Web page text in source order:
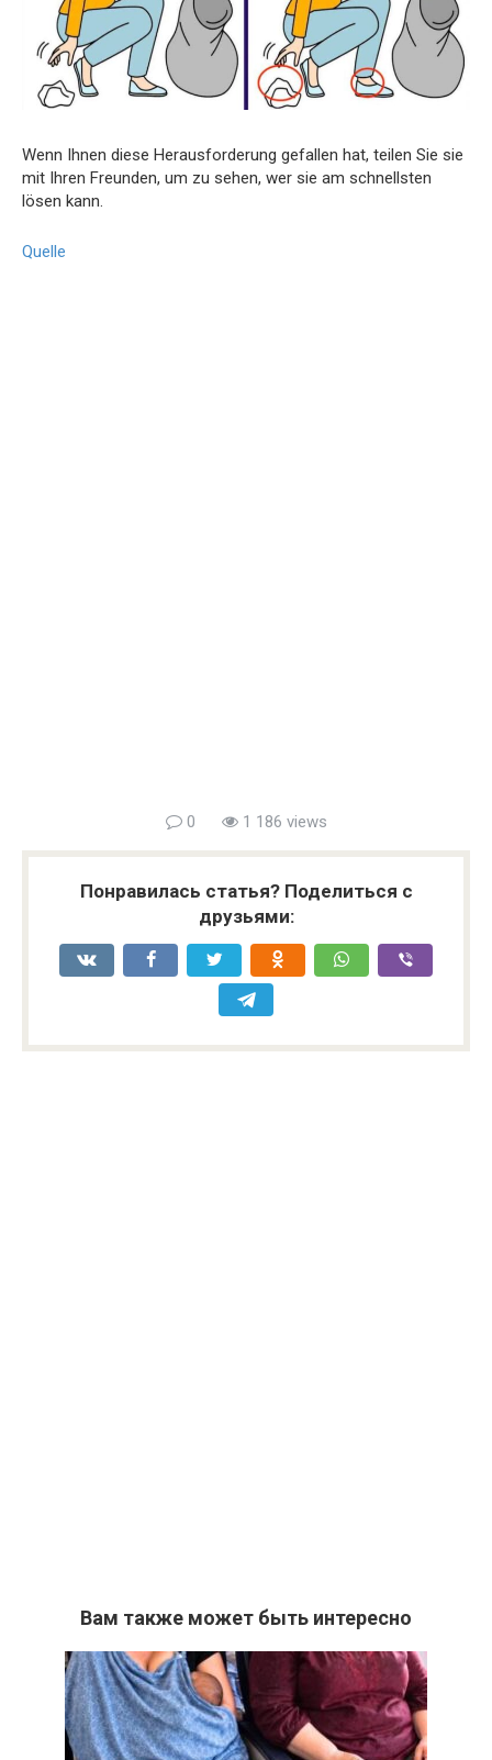
Wenn Ihnen diese Herausforderung gefallen hat, teilen Sie sie
mit Ihren Freunden, um zu sehen, wer sie am schnellsten
lösen kann.
Quelle
0 1 186 views
Понравилась статья? Поделиться с
друзьями:
Вам также может быть интересно